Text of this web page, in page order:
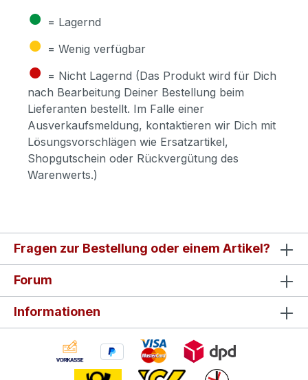
● = Lagernd
● = Wenig verfügbar
● = Nicht Lagernd (Das Produkt wird für Dich
nach Bearbeitung Deiner Bestellung beim
Lieferanten bestellt. Im Falle einer
Ausverkaufsmeldung, kontaktieren wir Dich mit
Lösungsvorschlägen wie Ersatzartikel,
Shopgutschein oder Rückvergütung des
Warenwerts.)
Fragen zur Bestellung oder einem Artikel?
Forum
Informationen